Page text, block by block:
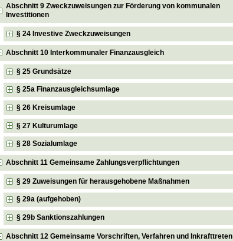
Abschnitt 9 Zweckzuweisungen zur Förderung von kommunalen
Investitionen
§ 24 Investive Zweckzuweisungen
Abschnitt 10 Interkommunaler Finanzausgleich
§ 25 Grundsätze
§ 25a Finanzausgleichsumlage
§ 26 Kreisumlage
§ 27 Kulturumlage
§ 28 Sozialumlage
Abschnitt 11 Gemeinsame Zahlungsverpflichtungen
§ 29 Zuweisungen für herausgehobene Maßnahmen
§ 29a (aufgehoben)
§ 29b Sanktionszahlungen
Abschnitt 12 Gemeinsame Vorschriften, Verfahren und Inkrafttreten